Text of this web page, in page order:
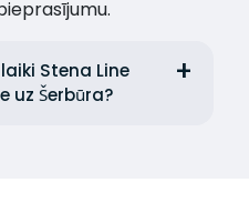
Stena Line
uz Šerbūra?